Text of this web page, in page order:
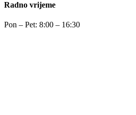
Radno vrijeme
Pon – Pet: 8:00 – 16:30